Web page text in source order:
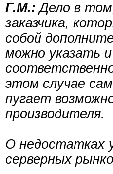
Г.М.:Дело в
заказчика,
собой
можно указать
этом случае
пугает
производителя.
О недостатках
серверных